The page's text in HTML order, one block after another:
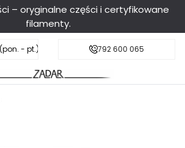
– oryginalne części i certyfikowane
filamenty.
- pt.), sobota do 11:00
Darmowa dostawa od 199 zł
792 600 065